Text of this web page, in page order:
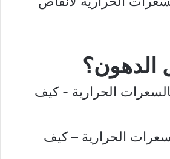
الدهون؟
الحرارية – كيف